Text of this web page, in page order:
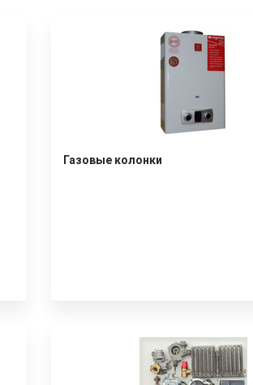
Газовые колонки